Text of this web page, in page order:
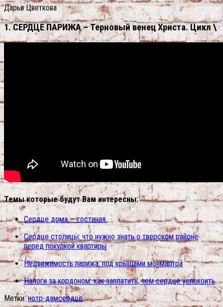
Дарья Цветкова
1. СЕРДЦЕ ПАРИЖА – Терновый венец Христа. Цикл \
Темы которые будут Вам интересны:
Сердце дома — гостиная.
Сердце столицы: что нужно знать о тверском районе
перед покупкой квартиры
Недвижимость парижа. под крышами монмартра
Налоги за кордоном: как заплатить, чем сердце успокоить
Метки: нотр-дамсердце